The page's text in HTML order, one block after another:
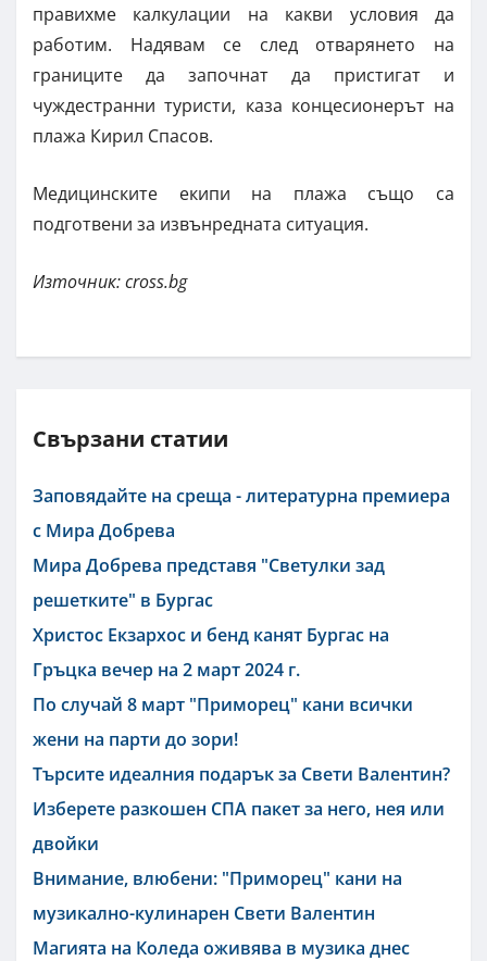
правихме калкулации на какви условия да
работим. Надявам се след отварянето на
границите да започнат да пристигат и
чуждестранни туристи, каза концесионерът на
плажа Кирил Спасов.
Медицинските екипи на плажа също са
подготвени за извънредната ситуация.
Източник: cross.bg
Свързани статии
Заповядайте на среща - литературна премиера
с Мира Добрева
Мира Добрева представя "Светулки зад
решетките" в Бургас
Христос Екзархос и бенд канят Бургас на
Гръцка вечер на 2 март 2024 г.
По случай 8 март "Приморец" кани всички
жени на парти до зори!
Търсите идеалния подарък за Свети Валентин?
Изберете разкошен СПА пакет за него, нея или
двойки
Внимание, влюбени: "Приморец" кани на
музикално-кулинарен Свети Валентин
Магията на Коледа оживява в музика днес